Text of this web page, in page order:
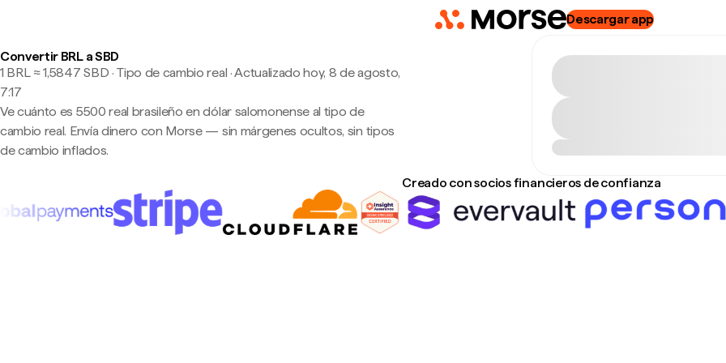
Descargar app
Convertir BRL a SBD
1 BRL ≈ 1,5847 SBD · Tipo de cambio real ·Actualizado hoy, 8 de agosto,
7:17
Ve cuánto es 5500 real brasileño en dólar salomonense al tipo de
cambio real. Envía dinero con Morse — sin márgenes ocultos, sin tipos
de cambio inflados.
Creado con socios financieros de confianza